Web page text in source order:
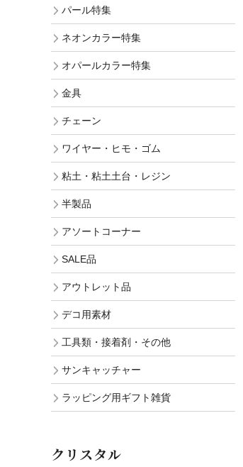
パール特集
ネオンカラー特集
オパールカラー特集
金具
チェーン
ワイヤー・ヒモ・ゴム
粘土・粘土土台・レジン
半製品
アソートコーナー
SALE品
アウトレット品
デコ用素材
工具類・接着剤・その他
サンキャッチャー
ラッピング用ギフト雑貨
クリスタル